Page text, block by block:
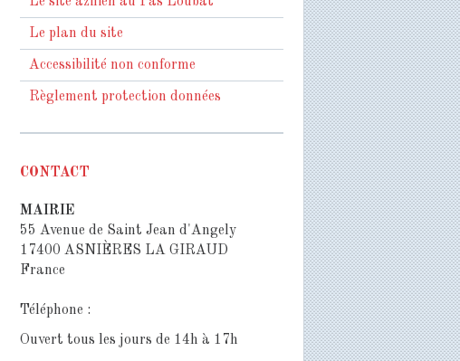
Le plan du site
Accessibilité non conforme
Règlement protection données
CONTACT
MAIRIE
55 Avenue de Saint Jean d'Angely
17400 ASNIÈRES LA GIRAUD
France
Téléphone :
Ouvert tous les jours de 14h à 17h